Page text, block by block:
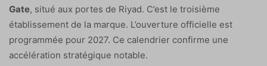
Gate, situé aux portes de Riyad. C’est le troisième
établissement de la marque. L’ouverture officielle est
programmée pour 2027. Ce calendrier confirme une
accélération stratégique notable.